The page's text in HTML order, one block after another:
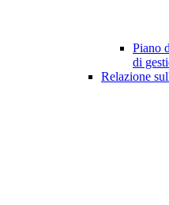
Piano
di
Relazione